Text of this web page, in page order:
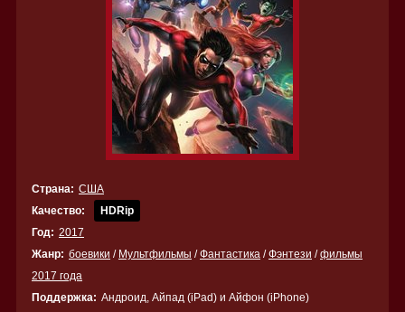
Страна: США
Качество:
HDRip
Год: 2017
Жанр: боевики / Мультфильмы /Фантастика /Фэнтези /фильмы
2017 года
Поддержка: Андроид, Айпад (iPad) и Айфон (iPhone)